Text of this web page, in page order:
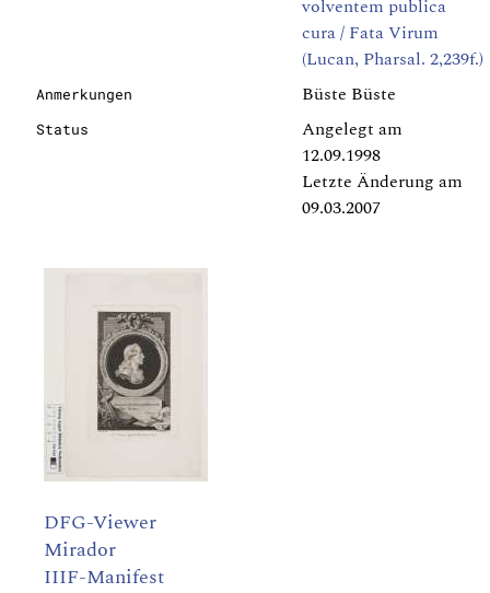
volventem publica
cura / Fata Virum
(Lucan, Pharsal. 2,239f.)
Anmerkungen Büste Büste
Status
Angelegt am
12.09.1998
Letzte Änderung am
09.03.2007
DFG-Viewer
Mirador
IIIF-Manifest